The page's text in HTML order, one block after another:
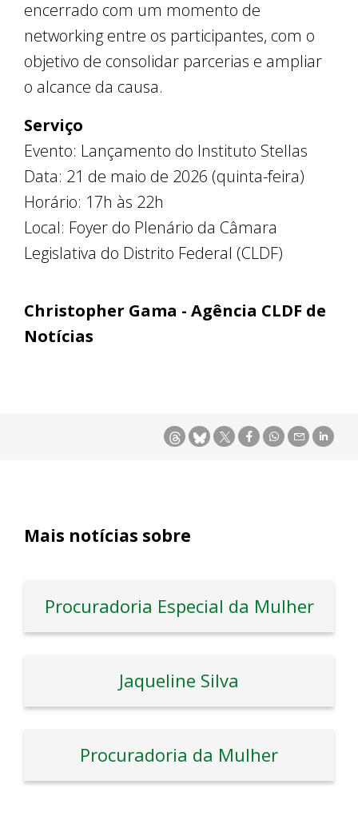
encerrado com um momento de
networking entre os participantes, com o
objetivo de consolidar parcerias e ampliar
o alcance da causa.
Serviço
Evento: Lançamento do Instituto Stellas
Data: 21 de maio de 2026 (quinta-feira)
Horário: 17h às 22h
Local: Foyer do Plenário da Câmara
Legislativa do Distrito Federal (CLDF)
Christopher Gama - Agência CLDF de
Notícias
Mais notícias sobre
Procuradoria Especial da Mulher
Jaqueline Silva
Procuradoria da Mulher